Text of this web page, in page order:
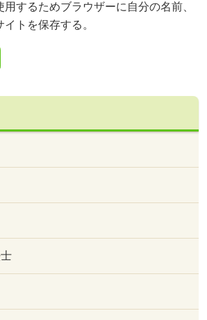
するためブラウザーに自分の名前、
トを保存する。